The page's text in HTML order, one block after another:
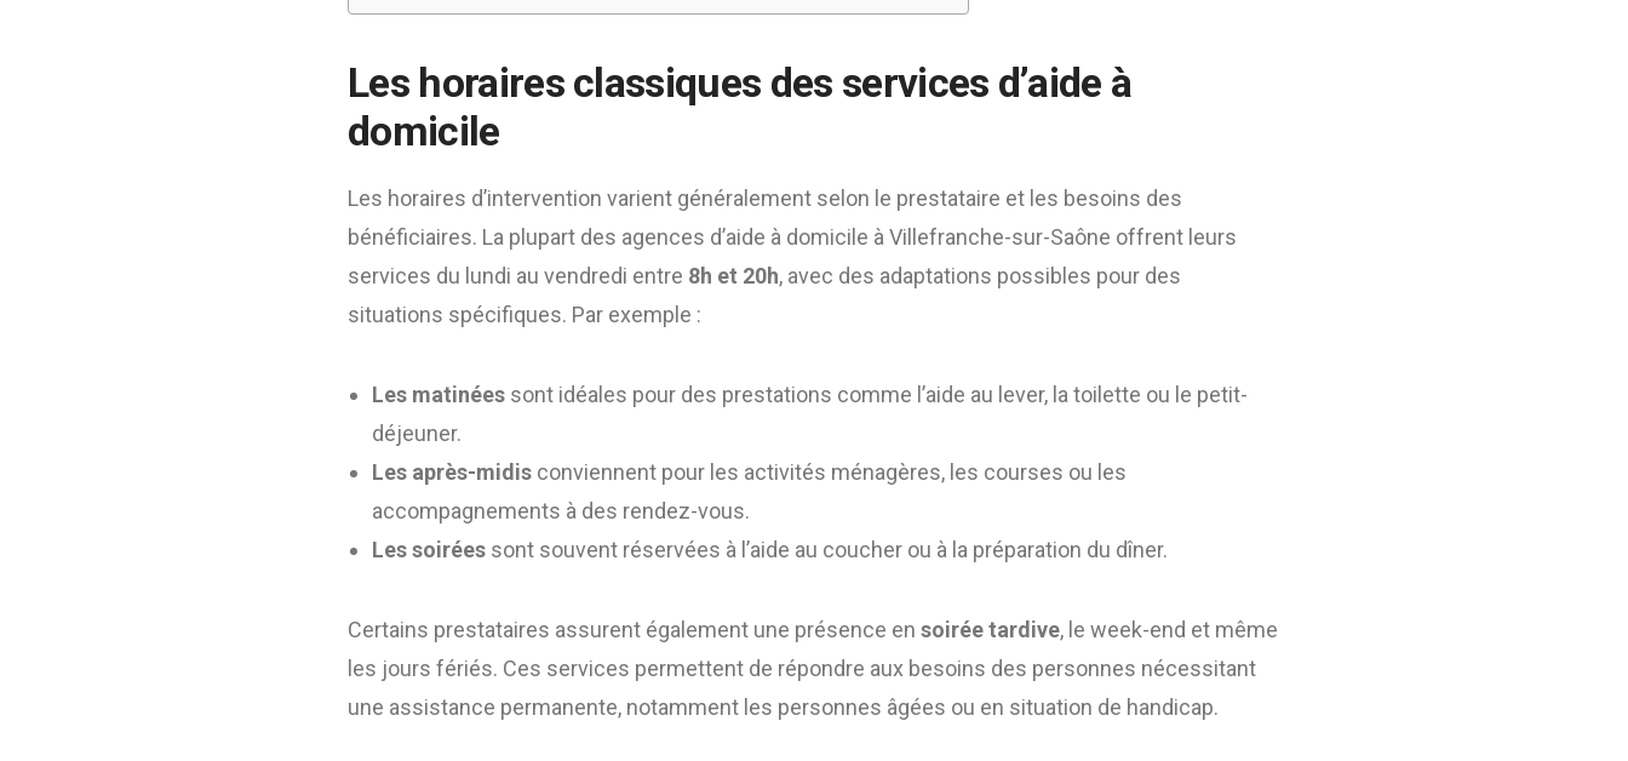
Les horaires classiques des services d’aide à
domicile
Les horaires d’intervention varient généralement selon le prestataire et les besoins des
bénéficiaires. La plupart des agences d’aide à domicile à Villefranche-sur-Saône offrent leurs
services du lundi au vendredi entre 8h et 20h, avec des adaptations possibles pour des
situations spécifiques. Par exemple :
Les matinées sont idéales pour des prestations comme l’aide au lever, la toilette ou le petit-
déjeuner.
Les après-midis conviennent pour les activités ménagères, les courses ou les
accompagnements à des rendez-vous.
Les soirées sont souvent réservées à l’aide au coucher ou à la préparation du dîner.
Certains prestataires assurent également une présence en soirée tardive, le week-end et même
les jours fériés. Ces services permettent de répondre aux besoins des personnes nécessitant
une assistance permanente, notamment les personnes âgées ou en situation de handicap.